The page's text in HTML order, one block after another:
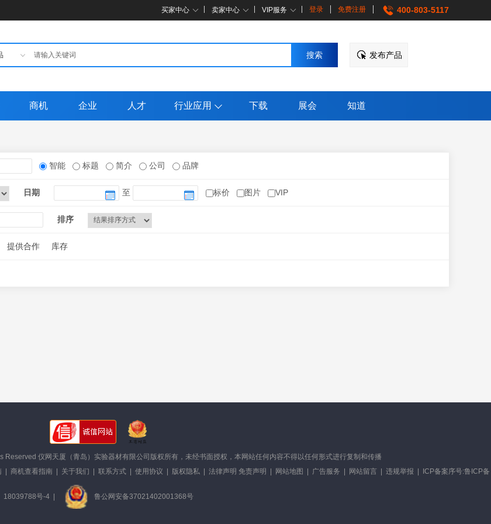
买家中心 卖家中心 VIP服务 登录 免费注册 400-803-5117
发布产品
商机 企业 人才 行业应用 下载 展会 知道
智能 标题 简介 公司 品牌
日期 至 标价 图片 VIP
排序
提供合作 库存
仪网天厦（青岛）实验器材有限公司版权所有，未经书面授权，本网站任何内容不得以任何形式进行复制和传播
商机查看指南 关于我们 联系方式| 使用协议 版权隐私| 法律声明 免责声明 网站地图 广告服务 网站留言| 违规举报 ICP备案序号:鲁ICP备
18039788号-4| 鲁公网安备37021402001368号